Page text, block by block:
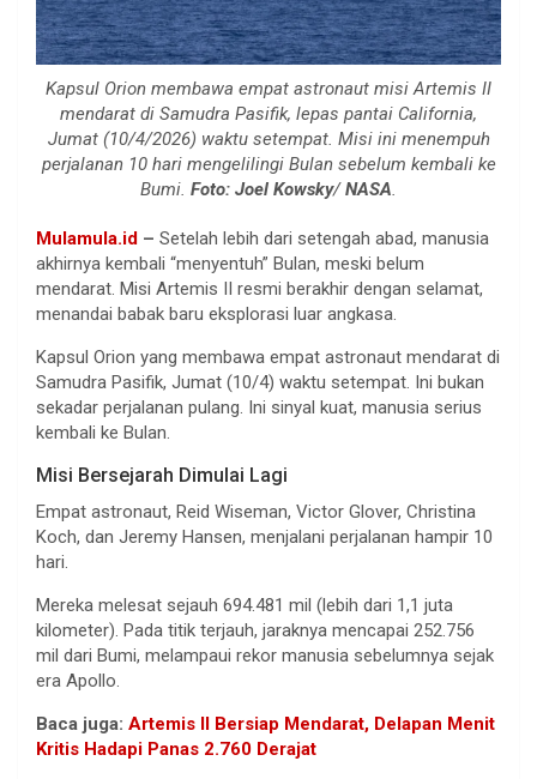
Kapsul Orion membawa empat astronaut misi Artemis II
mendarat di Samudra Pasifik, lepas pantai California,
Jumat (10/4/2026) waktu setempat. Misi ini menempuh
perjalanan 10 hari mengelilingi Bulan sebelum kembali ke
Bumi. Foto: Joel Kowsky/NASA
Mulamula.id – Setelah lebih dari setengah abad, manusia
akhirnya kembali “menyentuh” Bulan, meski belum
mendarat. Misi Artemis II resmi berakhir dengan selamat,
menandai babak baru eksplorasi luar angkasa.
Kapsul Orion yang membawa empat astronaut mendarat di
Samudra Pasifik, Jumat (10/4) waktu setempat. Ini bukan
sekadar perjalanan pulang. Ini sinyal kuat, manusia serius
kembali ke Bulan.
Misi Bersejarah Dimulai Lagi
Empat astronaut, Reid Wiseman, Victor Glover, Christina
Koch, dan Jeremy Hansen, menjalani perjalanan hampir 10
hari.
Mereka melesat sejauh 694.481 mil (lebih dari 1,1 juta
kilometer). Pada titik terjauh, jaraknya mencapai 252.756
mil dari Bumi, melampaui rekor manusia sebelumnya sejak
era Apollo.
Baca juga: Artemis II Bersiap Mendarat, Delapan Menit
Kritis Hadapi Panas 2.760 Derajat